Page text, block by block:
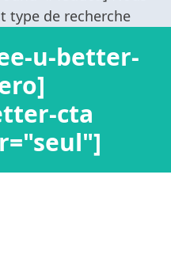
u-better-
cta